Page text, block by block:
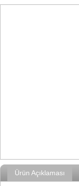
Ürün Açıklaması